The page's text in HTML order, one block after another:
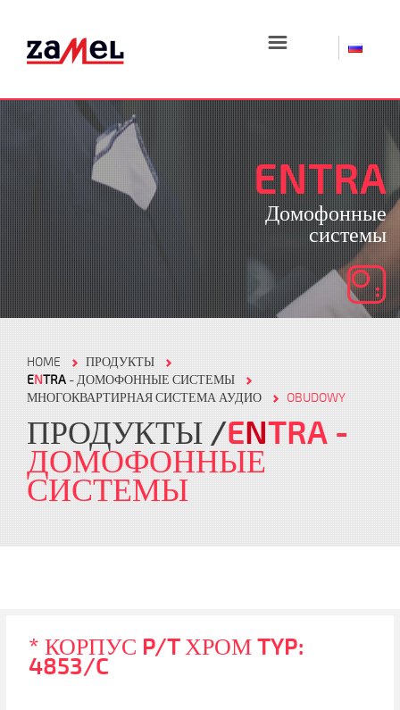
☰
ENTRA
Домофонные
системы
HOME
ПРОДУКТЫ
ENTRA - ДОМОФОННЫЕ СИСТЕМЫ
МНОГОКВАРТИРНАЯ СИСТЕМА АУДИО
OBUDOWY
ПРОДУКТЫ ENTRA -
ДОМОФОННЫЕ
СИСТЕМЫ
* КОРПУС P/T ХРОМ TYP:
4853/C